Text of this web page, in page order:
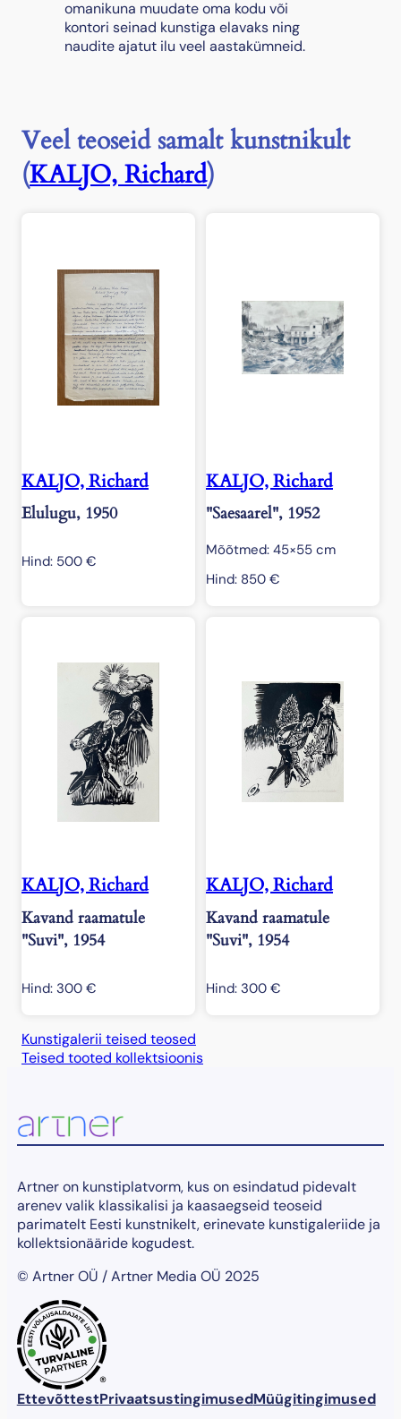
,
1
9
omanikuna muudate oma kodu või
kontori seinad kunstiga elavaks ning
naudite ajatut ilu veel aastakümneid.
Veel teoseid samalt kunstnikult
(KALJO, Richard)
KALJO, Richard
Elulugu, 1950
Hind: 500 €
KALJO, Richard
"Saesaarel", 1952
Mõõtmed: 45×55 cm
Hind: 850 €
KALJO, Richard
Kavand raamatule
"Suvi", 1954
Hind: 300 €
KALJO, Richard
Kavand raamatule
"Suvi", 1954
Hind: 300 €
Kunstigalerii teised teosed
Teised tooted kollektsioonis
Artner on kunstiplatvorm, kus on esindatud pidevalt
arenev valik klassikalisi ja kaasaegseid teoseid
parimatelt Eesti kunstnikelt, erinevate kunstigaleriide ja
kollektsionääride kogudest.
© Artner OÜ / Artner Media OÜ 2025
®
EttevõttestPrivaatsustingimusedMüügitingimused